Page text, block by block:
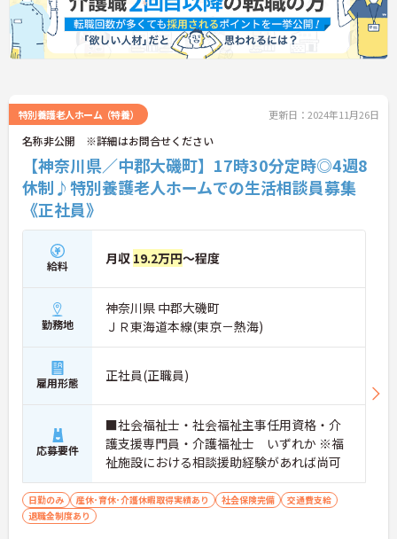
特別養護老人ホーム（特養） 更新日：2024年11月26日
名称非公開 ※詳細はお問合せください
【神奈川県／中郡大磯町】17時30分定時◎4週8
休制♪特別養護老人ホームでの生活相談員募集
《正社員》
給料 月収 19.2万円～程度
勤務地
神奈川県 中郡大磯町
ＪＲ東海道本線(東京－熱海)
雇用形態 正社員(正職員)
応募要件
■社会福祉士・社会福祉主事任用資格・介
護支援専門員・介護福祉士 いずれか ※福
祉施設における相談援助経験があれば尚可
日勤のみ 産休･育休･介護休暇取得実績あり 社会保険完備
交通費支給
退職金制度あり